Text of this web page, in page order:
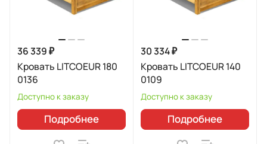
36 339 ₽
Кровать LITCOEUR 180
0136
Доступно к заказу
Подробнее
30 334 ₽
Кровать LITCOEUR 140
0109
Доступно к заказу
Подробнее